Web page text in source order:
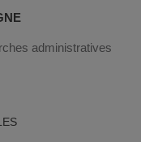
administratives